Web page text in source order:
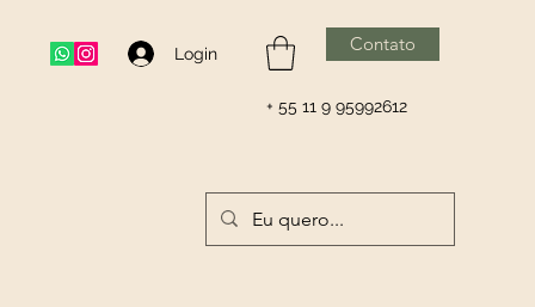
Login Contato
+ 55 11 9 95992612